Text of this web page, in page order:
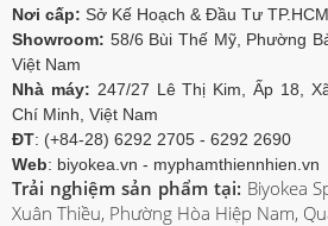
Nơi cấp: Sở Kế Hoạch & Đầu Tư TP.HCM
Showroom: 58/6 Bùi Thế Mỹ, Phường
Việt Nam
Nhà máy: 247/27 Lê Thị Kim, Ấp 18,
Chí Minh, Việt Nam
ĐT: (+84-28) 6292 2705 - 6292 2690
Web: biyokea.vn - myphamthiennhien.vn
Trải nghiệm sản phẩm tại: Biyokea
Xuân Thiều, Phường Hòa Hiệp Nam,